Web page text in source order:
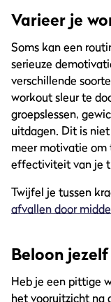
Varieer je
Soms kan een
serieuze
verschillende
workout sleur te
groepslessen,
uitdagen. Dit is
meer motivatie om
effectiviteit van je
Twijfel je tussen
afvallen door
Beloon jezelf
Heb je een pittige
het vooruitzicht na